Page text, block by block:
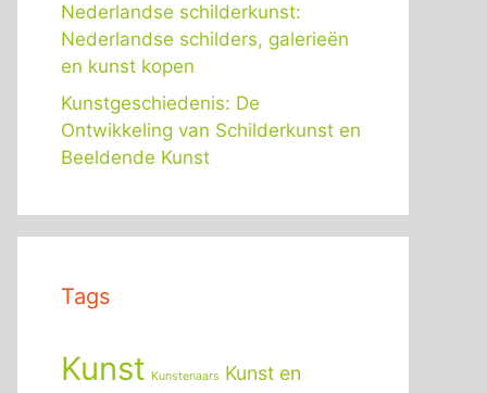
Nederlandse schilderkunst:
Nederlandse schilders, galerieën
en kunst kopen
Kunstgeschiedenis: De
Ontwikkeling van Schilderkunst en
Beeldende Kunst
Tags
Kunst Kunstenaars Kunst en